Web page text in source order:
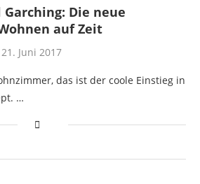
Die neue
auf Zeit
21. Juni 2017
das ist der coole Einstieg in
…